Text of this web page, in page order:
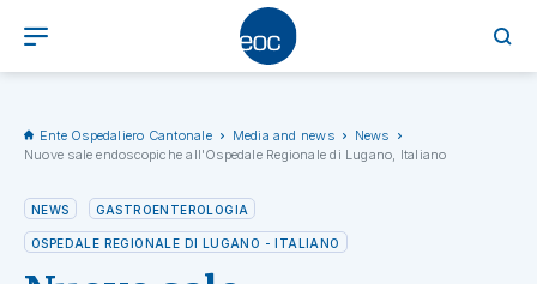
Ente Ospedaliero Cantonale Media and news
News
Nuove sale endoscopiche all'Ospedale Regionale di Lugano, Italiano
NEWS GASTROENTEROLOGIA
OSPEDALE REGIONALE DI LUGANO - ITALIANO